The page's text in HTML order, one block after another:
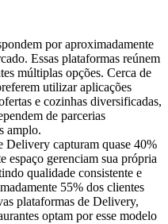
por aproximadamente
Essas plataformas reúnem
múltiplas opções. Cerca de
utilizar aplicações
e cozinhas diversificadas,
de parcerias
amplo.
Delivery capturam quase 40%
espaço gerenciam sua própria
qualidade consistente e
55% dos clientes
plataformas de Delivery,
optam por esse modelo